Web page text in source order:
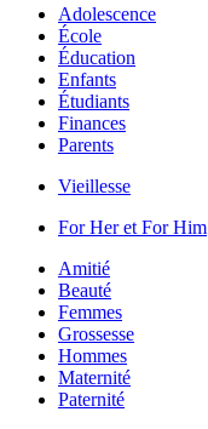
Adolescence
École
Éducation
Enfants
Étudiants
Finances
Parents
Vieillesse
For Her et For Him
Amitié
Beauté
Femmes
Grossesse
Hommes
Maternité
Paternité